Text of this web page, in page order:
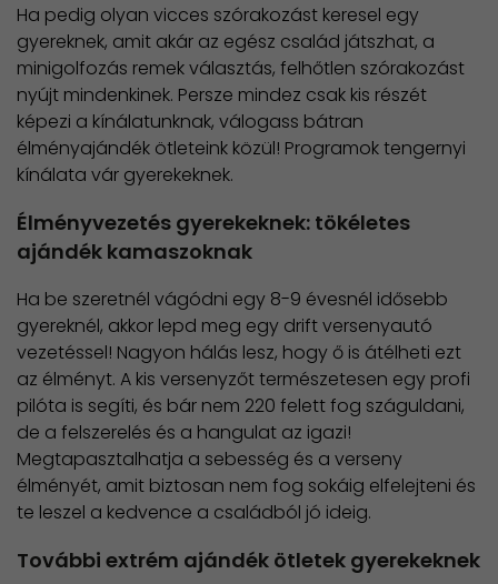
Ha pedig olyan vicces szórakozást keresel egy
gyereknek, amit akár az egész család játszhat, a
minigolfozás remek választás, felhőtlen szórakozást
nyújt mindenkinek. Persze mindez csak kis részét
képezi a kínálatunknak, válogass bátran
élményajándék ötleteink közül! Programok tengernyi
kínálata vár gyerekeknek.
Élményvezetés gyerekeknek: tökéletes
ajándék kamaszoknak
Ha be szeretnél vágódni egy 8-9 évesnél idősebb
gyereknél, akkor lepd meg egy drift versenyautó
vezetéssel! Nagyon hálás lesz, hogy ő is átélheti ezt
az élményt. A kis versenyzőt természetesen egy profi
pilóta is segíti, és bár nem 220 felett fog száguldani,
de a felszerelés és a hangulat az igazi!
Megtapasztalhatja a sebesség és a verseny
élményét, amit biztosan nem fog sokáig elfelejteni és
te leszel a kedvence a családból jó ideig.
További extrém ajándék ötletek gyerekeknek